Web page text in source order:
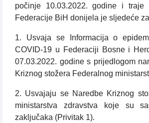
počinje 10.03.2022. godine i traje
Federacije BiH donijela je sljedeće
1. Usvaja se Informacija o
COVID-19 u Federaciji Bosne i
07.03.2022. godine s prijedlogom
Kriznog stožera Federalnog
2. Usvajaju se Naredbe Kriznog
ministarstva zdravstva koje su
zaključaka (Privitak 1).